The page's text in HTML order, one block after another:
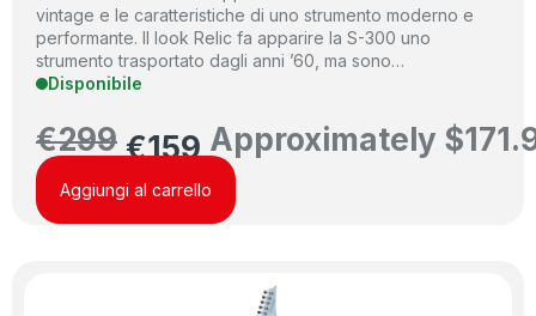
vintage e le caratteristiche di uno strumento moderno e
performante. Il look Relic fa apparire la S-300 uno
strumento trasportato dagli anni ’60, ma sono…
Disponibile
€299 €159 Approximately $
Aggiungi al carrello